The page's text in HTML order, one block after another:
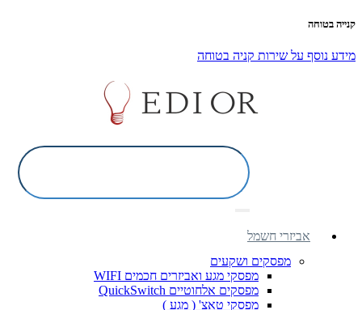
קנייה בטוחה
מידע נוסף על שירות קניה בטוחה
אביזרי חשמל
מפסקים ושקעים
מפסקי מגע ואביזרים חכמים WIFI
מפסקים אלחוטיים QuickSwitch
מפסקי טאצ' ( מגע )